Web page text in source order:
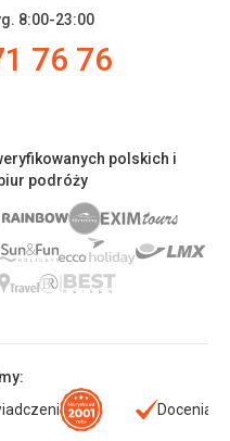
8:00-23:00
76 76
polskich i
podróży
Doceniani